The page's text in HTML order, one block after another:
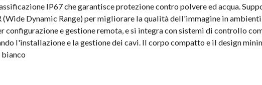
IP67 che garantisce protezione contro polvere ed acqua.
(Wide Dynamic Range) per migliorare la qualità dell'immagine in
configurazione e gestione remota, e si integra con sistemi di controllo
l'installazione e la gestione dei cavi. Il corpo compatto e il design